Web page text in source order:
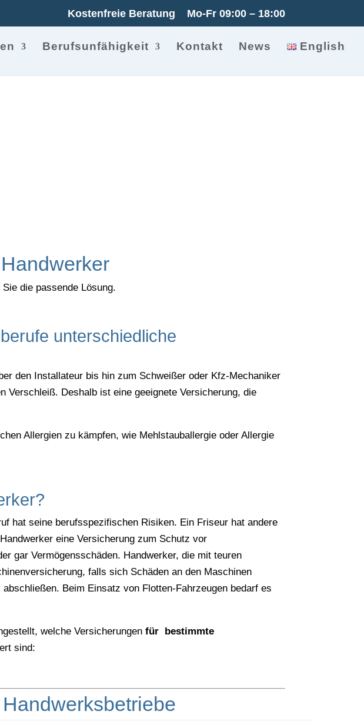
Kostenfreie Beratung Mo-Fr 09:00 – 18:00
Berufsunfähigkeit Kontakt News English
die passende Lösung.
unterschiedliche
den Installateur bis hin zum Schweißer oder Kfz-Mechaniker
Verschleiß. Deshalb ist eine geeignete Versicherung, die
Allergien zu kämpfen, wie Mehlstauballergie oder Allergie
hat seine berufsspezifischen Risiken. Ein Friseur hat andere
eine Versicherung zum Schutz vor
gar Vermögensschäden. Handwerker, die mit teuren
falls sich Schäden an den Maschinen
Beim Einsatz von Flotten-Fahrzeugen bedarf es
welche Versicherungenfür bestimmte
sind: